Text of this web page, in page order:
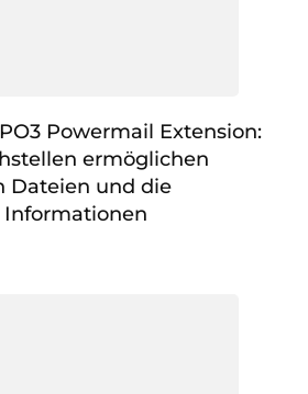
Powermail Extension:
ermöglichen
Dateien und die